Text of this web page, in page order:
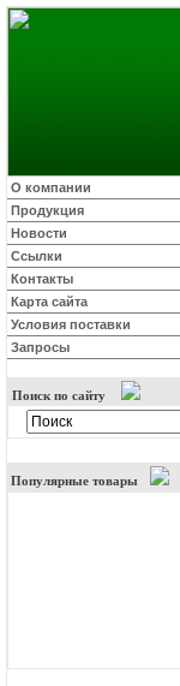
О компании
Продукция
Новости
Ссылки
Контакты
Карта сайта
Условия поставки
Запросы
Поиск по сайту
Популярные товары